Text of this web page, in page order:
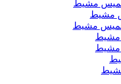
مشيط
مشيط
مشيط
مشيط
مشيط